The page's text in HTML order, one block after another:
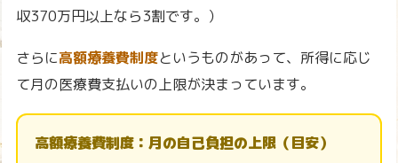
収370万円以上なら3割です。）
さらに高額療養費制度というものがあって、所得に応じ
て月の医療費支払いの上限が決まっています。
高額療養費制度：月の自己負担の上限（目安）